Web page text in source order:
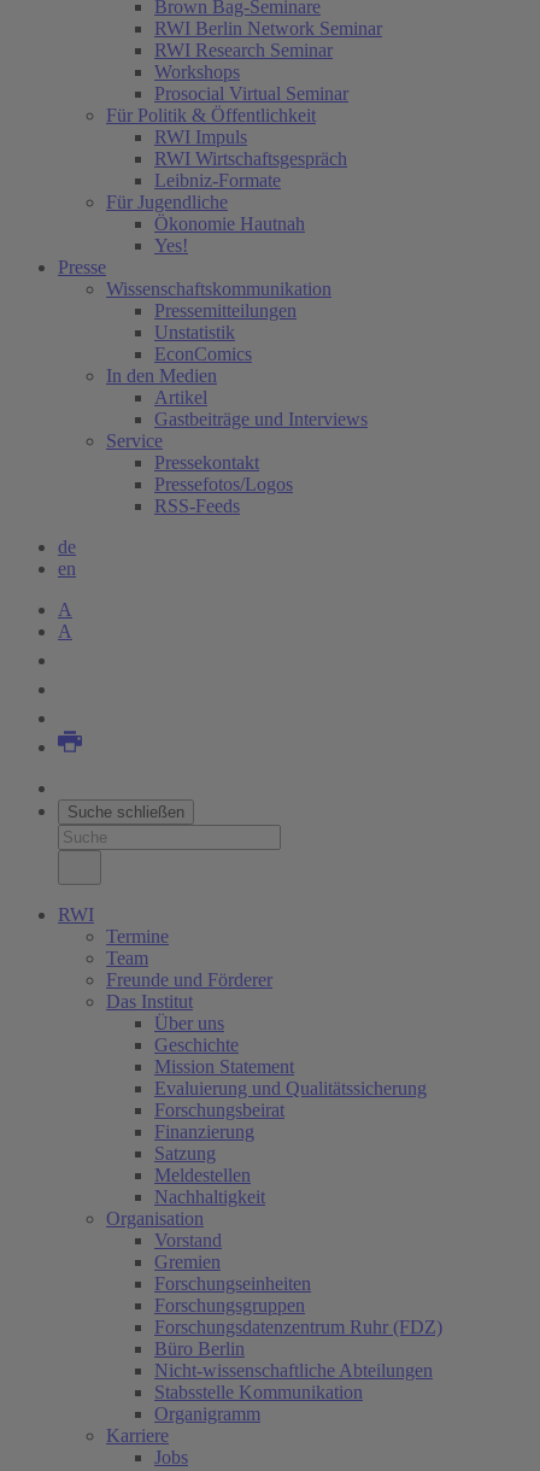
Brown Bag-Seminare
RWI Berlin Network Seminar
RWI Research Seminar
Workshops
Prosocial Virtual Seminar
Für Politik & Öffentlichkeit
RWI Impuls
RWI Wirtschaftsgespräch
Leibniz-Formate
Für Jugendliche
Ökonomie Hautnah
Yes!
Presse
Wissenschaftskommunikation
Pressemitteilungen
Unstatistik
EconComics
In den Medien
Artikel
Gastbeiträge und Interviews
Service
Pressekontakt
Pressefotos/Logos
RSS-Feeds
de
en
A
A
Suche schließen
RWI
Termine
Team
Freunde und Förderer
Das Institut
Über uns
Geschichte
Mission Statement
Evaluierung und Qualitätssicherung
Forschungsbeirat
Finanzierung
Satzung
Meldestellen
Nachhaltigkeit
Organisation
Vorstand
Gremien
Forschungseinheiten
Forschungsgruppen
Forschungsdatenzentrum Ruhr (FDZ)
Büro Berlin
Nicht-wissenschaftliche Abteilungen
Stabsstelle Kommunikation
Organigramm
Karriere
Jobs